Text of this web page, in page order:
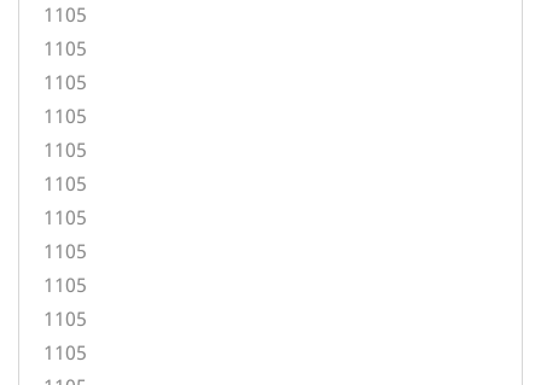
1105
1105
1105
1105
1105
1105
1105
1105
1105
1105
1105